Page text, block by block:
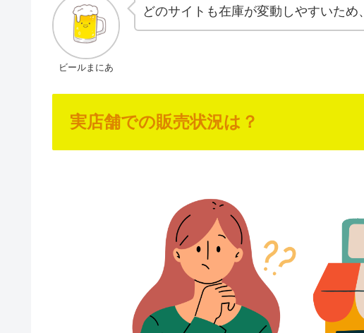
ビールまにあ
どのサイトも在庫が変動しやすいため
実店舗での販売状況は？